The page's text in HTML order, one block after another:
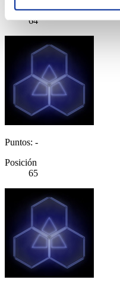
Posición
64
Puntos: -
Posición
65